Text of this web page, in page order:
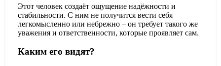
Этот человек создаёт ощущение надёжности и
стабильности. С ним не получится вести себя
легкомысленно или небрежно – он требует такого же
уважения и ответственности, которые проявляет сам.
Каким его видят?